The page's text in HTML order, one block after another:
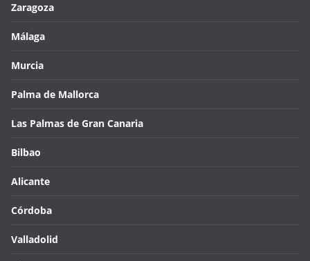
Zaragoza
Málaga
Murcia
Palma de Mallorca
Las Palmas de Gran Canaria
Bilbao
Alicante
Córdoba
Valladolid